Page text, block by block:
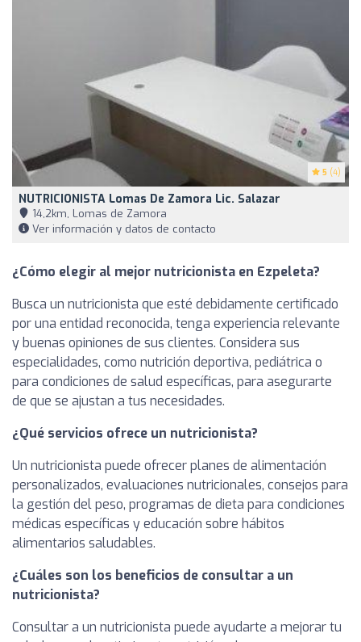
5 (4)
NUTRICIONISTA Lomas De Zamora Lic. Salazar
14,2km, Lomas de Zamora
Ver información y datos de contacto
¿Cómo elegir al mejor nutricionista en Ezpeleta?
Busca un nutricionista que esté debidamente certificado
por una entidad reconocida, tenga experiencia relevante
y buenas opiniones de sus clientes. Considera sus
especialidades, como nutrición deportiva, pediátrica o
para condiciones de salud específicas, para asegurarte
de que se ajustan a tus necesidades.
¿Qué servicios ofrece un nutricionista?
Un nutricionista puede ofrecer planes de alimentación
personalizados, evaluaciones nutricionales, consejos para
la gestión del peso, programas de dieta para condiciones
médicas específicas y educación sobre hábitos
alimentarios saludables.
¿Cuáles son los beneficios de consultar a un
nutricionista?
Consultar a un nutricionista puede ayudarte a mejorar tu